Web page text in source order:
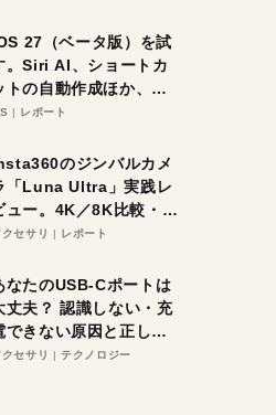
27（ベータ版）を試
。Siri AI、ショートカ
トの自動作成ほか、期
大の便利機能5選。
未来はすぐそこ！
レポート
のジンバルカメ
「Luna Ultra」実践レ
ュー。4K／8K比較・ズ
ム・夜間撮影をチェッ
クセサリ レポート
なたのUSB-Cポートは
丈夫？ 認識しない・充
できない原因と正しい
策
クセサリ テクノロジー